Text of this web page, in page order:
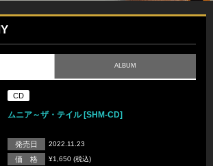
ALBUM
CD
ムニア～ザ・テイル [SHM-CD]
発売日 2022.11.23
価 格 ¥1,650 (税込)